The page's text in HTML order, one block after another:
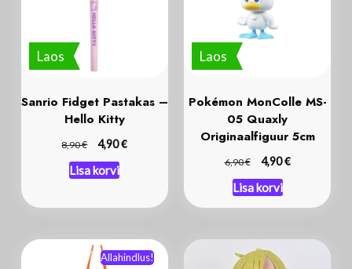
Laos
Sanrio Fidget Pastakas –
Hello Kitty
8,90€ 4,90€
Lisa korvi
Laos
Pokémon MonColle MS-
05 Quaxly
Originaalfiguur 5cm
6,90€ 4,90€
Lisa korvi
Allahindlus!